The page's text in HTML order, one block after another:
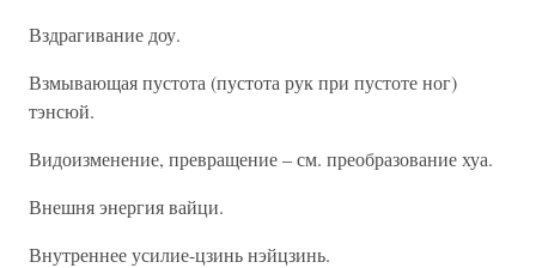
Вздрагивание доу.
Взмывающая пустота (пустота рук при пустоте ног)
тэнсюй.
Видоизменение, превращение – см. преобразование хуа.
Внешня энергия вайци.
Внутреннее усилие-цзинь нэйцзинь.